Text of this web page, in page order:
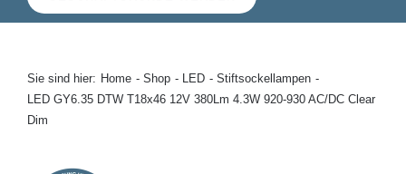
Glühlampen
Kontakt
Sie sind hier: Home Shop LED
Stiftsockellampen
LED GY6.35 DTW T18x46 12V 380Lm 4.3W 920-930 AC/DC Clear
Dim